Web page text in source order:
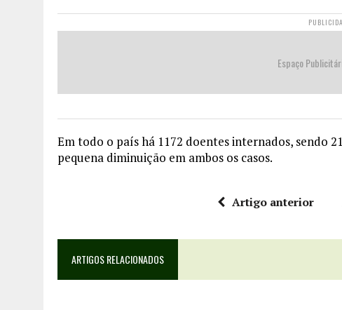
Espaço
Em todo o país há 1172 doentes internados, sendo
pequena diminuição em ambos os casos.
Artigo anterior
ARTIGOS RELACIONADOS